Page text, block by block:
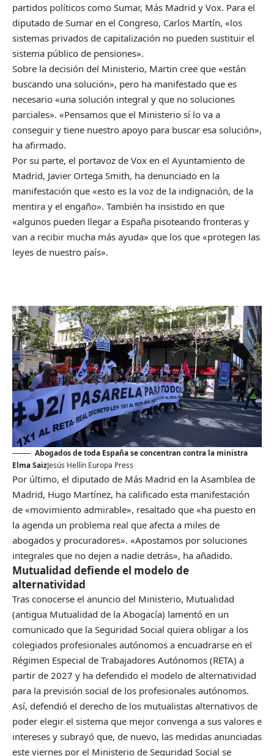
partidos políticos como Sumar, Más Madrid y Vox. Para el
diputado de Sumar en el Congreso, Carlos Martín, «los
sistemas privados de capitalización no pueden sustituir el
sistema público de pensiones».
Sobre la decisión del Ministerio, Martin cree que «están
buscando una solución», pero ha manifestado que es
necesario «una solución integral y que no soluciones
parciales». «Pensamos que el Ministerio sí lo va a
conseguir y tiene nuestro apoyo para buscar esa solución»,
ha afirmado.
Por su parte, el portavoz de Vox en el Ayuntamiento de
Madrid, Javier Ortega Smith, ha denunciado en la
manifestación que «esto es la voz de la indignación, de la
mentira y el engaño». También ha insistido en que
«algunos pueden llegar a España pisoteando fronteras y
van a recibir mucha más ayuda» que los que «protegen las
leyes de nuestro país».
Abogados de toda España se concentran contra la ministra
Elma SaizJesús Hellín Europa Press
Por último, el diputado de Más Madrid en la Asamblea de
Madrid, Hugo Martínez, ha calificado esta manifestación
de «movimiento admirable», resaltado que «ha puesto en
la agenda un problema real que afecta a miles de
abogados y procuradores». «Apostamos por soluciones
integrales que no dejen a nadie detrás», ha añadido.
Mutualidad defiende el modelo de
alternatividad
Tras conocerse el anuncio del Ministerio, Mutualidad
(antigua Mutualidad de la Abogacía) lamentó en un
comunicado que la Seguridad Social quiera obligar a los
colegiados profesionales autónomos a encuadrarse en el
Régimen Especial de Trabajadores Autónomos (RETA) a
partir de 2027 y ha defendido el modelo de alternatividad
para la previsión social de los profesionales autónomos.
Así, defendió el derecho de los mutualistas alternativos de
poder elegir el sistema que mejor convenga a sus valores e
intereses y subrayó que, de nuevo, las medidas anunciadas
este viernes por el Ministerio de Seguridad Social se